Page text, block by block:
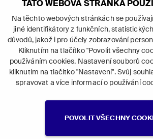
TATO WEBOVÁ STRÁNKA
Na těchto webových stránkách se
jiné identifikátory z funkčních,
důvodů, jakož i pro účely zobrazování
Kliknutím na tlačítko "Povolit všechny
používáním cookies. Nastavení souborů
kliknutím na tlačítko "Nastavení". Svůj
spravovat a více informací o používání
POVOLIT VŠECHNY
© 2026 Canal+ Luxembourg
všechna práva
freeSAT je obchodní značka
pod licencí Canal+